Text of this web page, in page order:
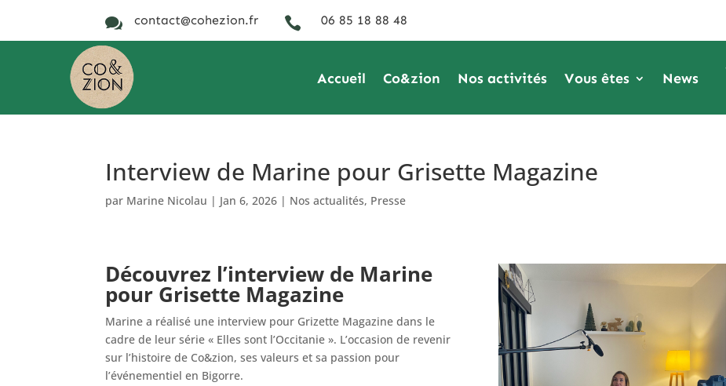
 contact@cohezion.fr  06 85 18 88 48
Accueil Co&zion Nos activités Vous êtes News
Interview de Marine pour Grisette Magazine
par Marine Nicolau | Jan 6, 2026 | Nos actualités, Presse
Découvrez l’interview de Marine
pour Grisette Magazine
Marine a réalisé une interview pour Grizette Magazine dans le
cadre de leur série « Elles sont l’Occitanie ». L’occasion de revenir
sur l’histoire de Co&zion, ses valeurs et sa passion pour
l’événementiel en Bigorre.